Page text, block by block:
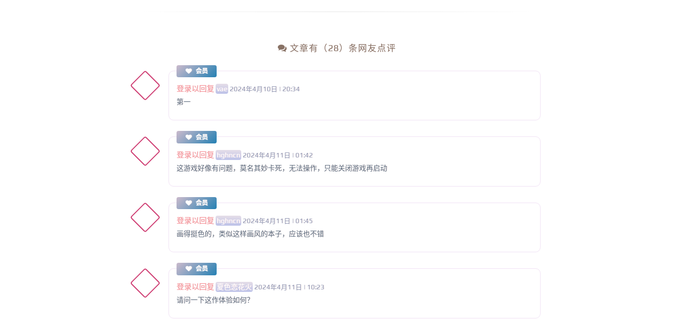
文章有（28）条网友点评
会员
登录以回复 vae 2024年4月10日 | 20:34
第一
会员
登录以回复 hghncn 2024年4月11日 | 01:42
这游戏好像有问题，莫名其妙卡死，无法操作，只能关闭游戏再启动
会员
登录以回复 hghncn 2024年4月11日 | 01:45
画得挺色的，类似这样画风的本子，应该也不错
会员
登录以回复 夏色恋花火 2024年4月11日 | 10:23
请问一下这作体验如何？